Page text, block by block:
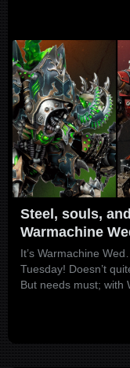
Steel, souls,
Warmachine
It’s Warmachine
Tuesday! Doesn’t
But needs must; with